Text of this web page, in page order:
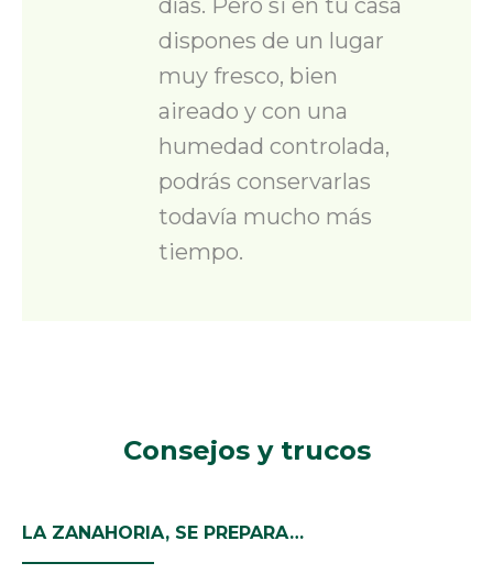
días. Pero si en tu casa
dispones de un lugar
muy fresco, bien
aireado y con una
humedad controlada,
podrás conservarlas
todavía mucho más
tiempo.
Consejos y trucos
LA ZANAHORIA, SE PREPARA…